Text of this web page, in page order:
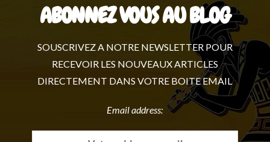
ABONNEZ VOUS AU BLOG
SOUSCRIVEZ A NOTRE NEWSLETTER POUR
RECEVOIR LES NOUVEAUX ARTICLES
DIRECTEMENT DANS VOTRE BOITE EMAIL
Email address: